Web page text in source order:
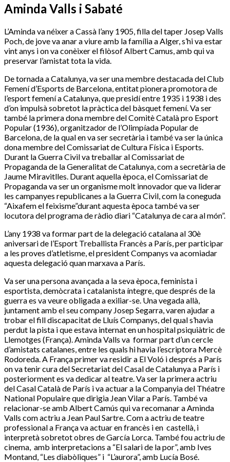
Aminda Valls i Sabaté
L’Aminda va néixer a Cassà l’any 1905, filla del taper Josep Valls
Poch, de jove va anar a viure amb la família a Alger, s’hi va estar
vint anys i on va conèixer el filòsof Albert Camus, amb qui va
preservar l’amistat tota la vida.
De tornada a Catalunya, va ser una membre destacada del Club
Femení d’Esports de Barcelona, entitat pionera promotora de
l’esport femení a Catalunya, que presidí entre 1935 i 1938 i des
d’on impulsà sobretot la pràctica del bàsquet femení. Va ser
també la primera dona membre del Comitè Català pro Esport
Popular (1936), organitzador de l’Olimpíada Popular de
Barcelona, de la qual en va ser secretària i també va ser la única
dona membre del Comissariat de Cultura Física i Esports.
Durant la Guerra Civil va treballar al Comissariat de
Propaganda de la Generalitat de Catalunya, com a secretària de
Jaume Miravitlles. Durant aquella època, el Comissariat de
Propaganda va ser un organisme molt innovador que va liderar
les campanyes republicanes a la Guerra Civil, com la coneguda
“Aixafem el feixisme”durant aquesta època també va ser
locutora del programa de ràdio diari “Catalunya de cara al món”.
L’any 1938 va formar part de la delegació catalana al 30è
aniversari de l’Esport Treballista Francès a París, per participar
a les proves d’atletisme, el president Companys va acomiadar
aquesta delegació quan marxava a París.
Va ser una persona avançada a la seva època, feminista i
esportista, demòcrata i catalanista íntegre, que després de la
guerra es va veure obligada a exiliar-se. Una vegada allà,
juntament amb el seu company Josep Segarra, varen ajudar a
trobar el fill discapacitat de Lluís Companys, del qual s’havia
perdut la pista i que estava internat en un hospital psiquiàtric de
Llemotges (França). Aminda Valls va formar part d’un cercle
d’amistats catalanes, entre les quals hi havia l’escriptora Mercè
Rodoreda. A França primer va residir a El Voló i després a París
on va tenir cura del Secretariat del Casal de Catalunya a París i
posteriorment es va dedicar al teatre. Va ser la primera actriu
del Casal Català de París i va actuar a la Companyia del Théatre
National Populaire que dirigia Jean Vilar a París. També va
relacionar-se amb Albert Camús qui va recomanar a Aminda
Valls com actriu a Jean Paul Sartre. Com a actriu de teatre
professional a França va actuar en francès i en castellà, i
interpretà sobretot obres de García Lorca. També fou actriu de
cinema, amb interpretacions a “El salari de la por”, amb Ives
Montand, “Les diabòliques” i “L’aurora”, amb Lucía Bosé.